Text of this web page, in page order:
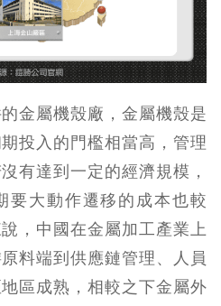
金屬機殼廠，金屬機殼是
投入的門檻相當高，管理
有達到一定的經濟規模，
要大動作遷移的成本也較
，中國在金屬加工產業上
料端到供應鏈管理、人員
區成熟，相較之下金屬外